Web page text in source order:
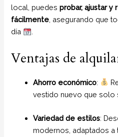
local, puedesprobar, ajustar
fácilmente , asegurando que
día
Ventajas de
Ahorro económico:
vestido nuevo que solo
Variedad de estilos:
modernos, adaptados a